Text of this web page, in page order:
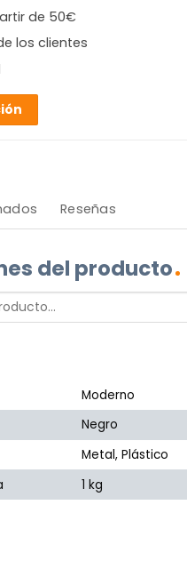
de 50€
los clientes
Reseñas
del producto
Moderno
Negro
Metal, Plástico
1 kg